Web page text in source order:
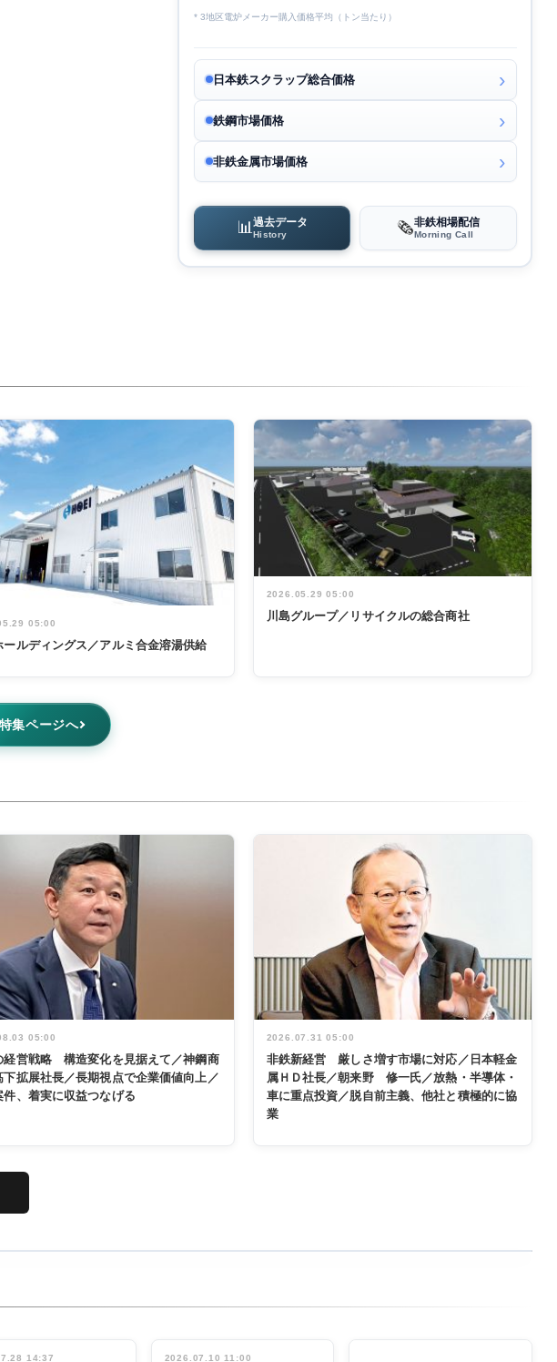
* 3地区電炉メーカー購入価格平均（トン当たり）
日本鉄スクラップ総合価格
鉄鋼市場価格
非鉄金属市場価格
📊 過去データ
History 🗞️非鉄相場配信
Morning Call
05:00
ールディングス／アルミ合金溶湯供給
2026.05.29 05:00
川島グループ／リサイクルの総合商社
集ページへ
05:00
経営戦略 構造変化を見据えて／神鋼商
拡展社長／長期視点で企業価値向上／
件、着実に収益つなげる
2026.07.31 05:00
非鉄新経営 厳しさ増す市場に対応／日本軽金
属ＨＤ社長／朝来野 修一氏／放熱・半導体・
車に重点投資／脱自前主義、他社と積極的に協
業
業界
14:37 2026.07.10 11:00